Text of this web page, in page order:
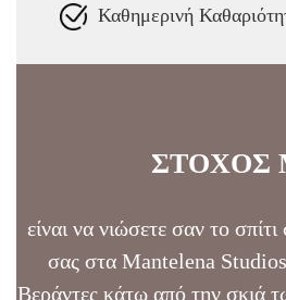
Καθημερινή
ΣΤΟΧΟΣ
είναι να νιώσετε σαν το
σας στα Mantelena
Βεράντες κάτω από την σκιά